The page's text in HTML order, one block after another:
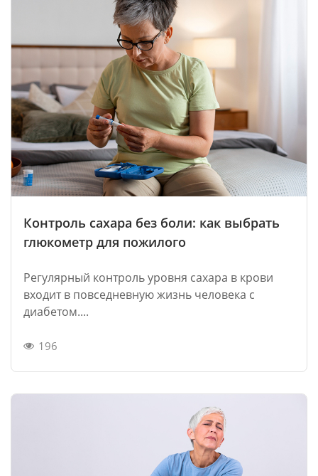
Контроль сахара без боли: как выбрать
глюкометр для пожилого
Регулярный контроль уровня сахара в крови
входит в повседневную жизнь человека с
диабетом....
196